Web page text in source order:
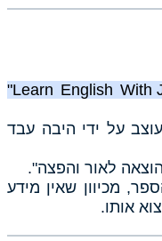
ספר לימוד אנגלית בשם "Learn English With Jowan"
על ידי היבה עבד
לאור והפצה".
מכיוון שאין מידע
אותו.